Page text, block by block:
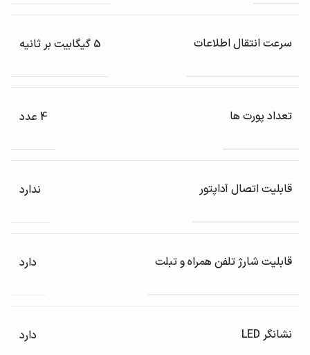
سرعت انتقال اطلاعات 5 گیگابیت بر ثانیه
تعداد پورت‌ ها 4 عدد
قابلیت اتصال آداپتور ندارد
قابلیت شارژ تلفن همراه و تبلت دارد
نشانگر LED دارد